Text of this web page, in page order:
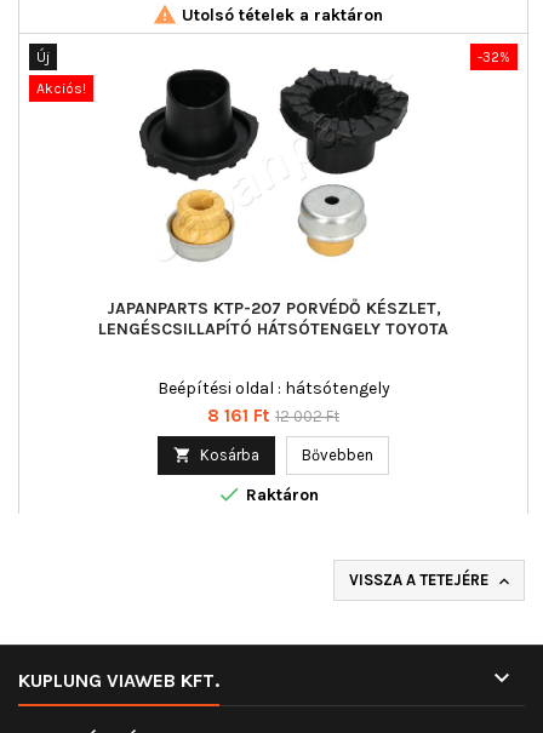
 Utolsó tételek a raktáron
-32%
Új
Akciós!
JAPANPARTS KTP-207 PORVÉDŐ KÉSZLET,
LENGÉSCSILLAPÍTÓ HÁTSÓTENGELY TOYOTA
Beépítési oldal : hátsótengely
Ár
8 161 Ft Normál
12 002 Ft
 Kosárba Bővebben
 Raktáron
VISSZA A TETEJÉRE 
KUPLUNG VIAWEB KFT. 